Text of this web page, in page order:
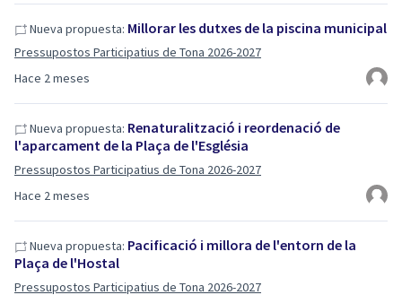
Hace 2 meses
Nueva propuesta: Millorar les dutxes de la piscina municipal
Pressupostos Participatius de Tona 2026-2027
Hace 2 meses
Nueva propuesta: Renaturalització i reordenació de
l'aparcament de la Plaça de l'Església
Pressupostos Participatius de Tona 2026-2027
Nueva propuesta: Pacificació i millora de l'entorn de la
Plaça de l'Hostal
Pressupostos Participatius de Tona 2026-2027